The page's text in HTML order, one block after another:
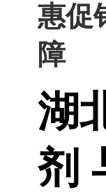
惠促
障
湖
剂